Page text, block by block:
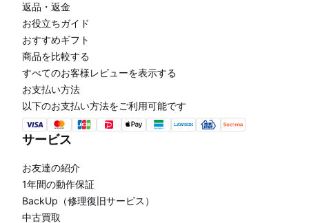
返品・返金
お役立ちガイド
おすすめギフト
商品を比較する
すべてのお客様レビューを表示する
お支払い方法
以下のお支払い方法をご利用可能です
サービス
お友達の紹介
1年間の動作保証
BackUp（修理復旧サービス）
中古買取